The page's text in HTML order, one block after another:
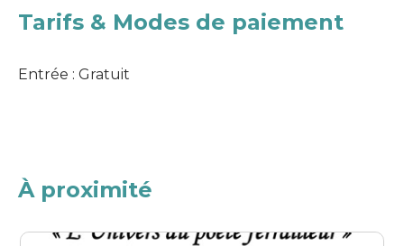
Tarifs & Modes de paiement
Entrée : Gratuit
À proximité